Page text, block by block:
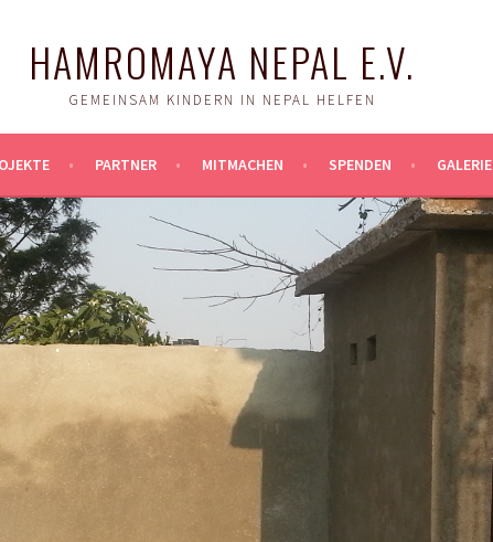
HAMROMAYA NEPAL E.V.
GEMEINSAM KINDERN IN NEPAL HELFEN
PARTNER MITMACHEN SPENDEN GALERIE